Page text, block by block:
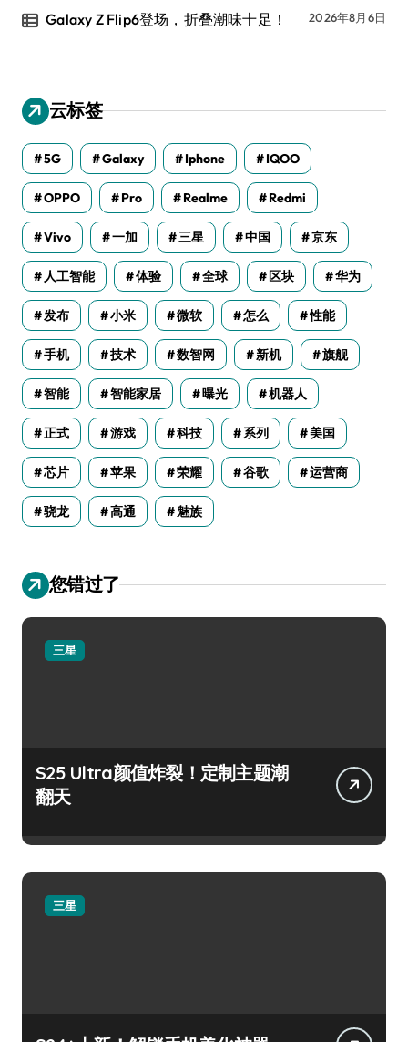
Galaxy Z Flip6登场，折叠潮味十足！ 2026年8月6日
云标签
5G Galaxy Iphone IQOO
OPPO Pro Realme Redmi
Vivo 一加 三星 中国 京东
人工智能 体验 全球 区块 华为
发布 小米 微软 怎么 性能
手机 技术 数智网 新机 旗舰
智能 智能家居 曝光 机器人
正式 游戏 科技 系列 美国
芯片 苹果 荣耀 谷歌 运营商
骁龙 高通 魅族
您错过了
三星
S25 Ultra颜值炸裂！定制主题潮
翻天
三星